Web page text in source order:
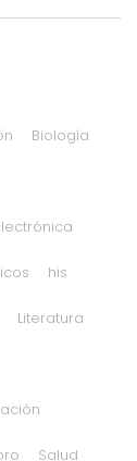
Biología
his
Literatura
Salud